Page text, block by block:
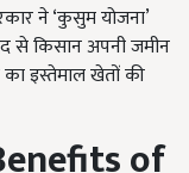
ने ‘कुसुम योजना’
से किसान अपनी जमीन
इस्तेमाल खेतों की
of